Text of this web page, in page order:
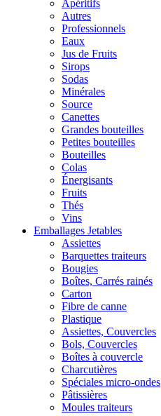
Apéritifs
Autres
Professionnels
Eaux
Jus de Fruits
Sirops
Sodas
Minérales
Source
Canettes
Grandes bouteilles
Petites bouteilles
Bouteilles
Colas
Énergisants
Fruits
Thés
Vins
Emballages Jetables
Assiettes
Barquettes traiteurs
Bougies
Boîtes, Carrés rainés
Carton
Fibre de canne
Plastique
Assiettes, Couvercles
Bols, Couvercles
Boîtes à couvercle
Charcutières
Spéciales micro-ondes
Pâtissières
Moules traiteurs